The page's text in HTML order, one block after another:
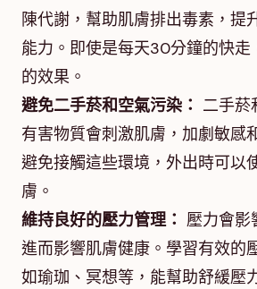
陳代謝，幫助肌膚排出毒素，提
能力。即使是每天30分鐘的快走
的效果。
避免二手菸和空氣污染： 二手菸
有害物質會刺激肌膚，加劇敏感
避免接觸這些環境，外出時可以
膚。
維持良好的壓力管理： 壓力會影
進而影響肌膚健康。學習有效的
如瑜珈、冥想等，能幫助舒緩壓